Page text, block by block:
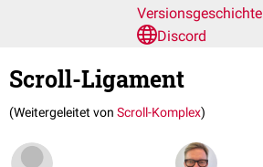
Versionsgeschichte
Discord
Scroll-Ligament
(Weitergeleitet von Scroll-Komplex)